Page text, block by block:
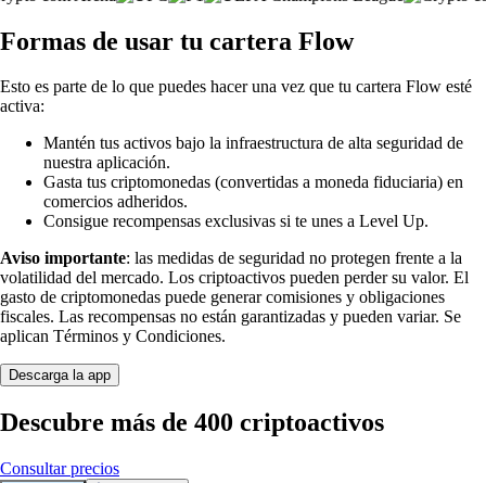
Formas de usar tu cartera Flow
Esto es parte de lo que puedes hacer una vez que tu cartera Flow esté
activa:
Mantén tus activos bajo la infraestructura de alta seguridad de
nuestra aplicación.
Gasta tus criptomonedas (convertidas a moneda fiduciaria) en
comercios adheridos.
Consigue recompensas exclusivas si te unes a Level Up.
Aviso importante: las medidas de seguridad no protegen frente a la
volatilidad del mercado. Los criptoactivos pueden perder su valor. El
gasto de criptomonedas puede generar comisiones y obligaciones
fiscales. Las recompensas no están garantizadas y pueden variar. Se
aplican Términos y Condiciones.
Descarga la app
Descubre más de 400 criptoactivos
Consultar precios